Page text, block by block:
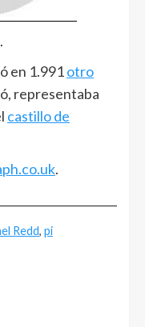
.
en 1.991otro
representaba
castillo de
.
Redd, pi